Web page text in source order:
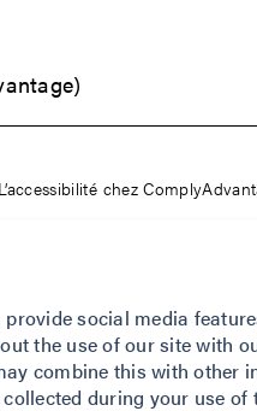
social media
the use of our site with
combine this with other
during your use of
L’accessibilité chez
les données fournies dans le
(Fair Credit
de créances, établir
vous acceptez de ne pas